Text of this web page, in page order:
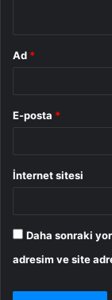
Ad *
E-posta *
İnternet sitesi
Daha sonraki
adresim ve site